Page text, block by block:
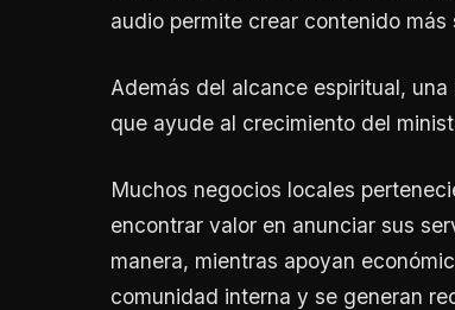
audio permite crear contenido
Además del alcance espiritual,
que ayude al crecimiento del
Muchos negocios locales
encontrar valor en anunciar sus
manera, mientras apoyan
comunidad interna y se generan